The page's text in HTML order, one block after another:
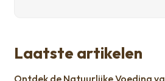
Laatste artikelen
Ontdek de Natuurlijke Voeding